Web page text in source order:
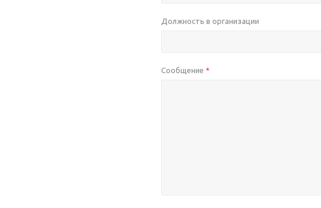
Должность в организации
Сообщение *